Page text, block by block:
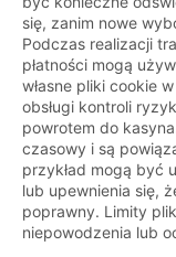
się, zanim nowe
Podczas realizacji
płatności mogą
własne pliki cookie
obsługi kontroli
powrotem do
czasowy i są
przykład mogą być
lub upewnienia się,
poprawny. Limity
niepowodzenia lub